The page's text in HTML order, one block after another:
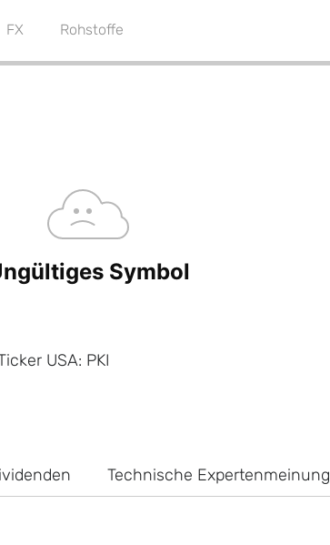
FX Rohstoffe
USA: PKI
Technische Expertenmeinung